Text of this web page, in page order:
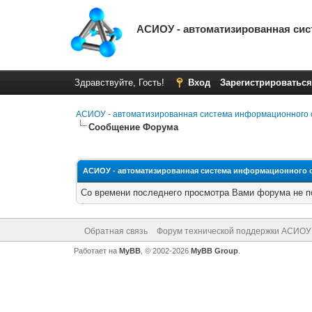
АСИОУ - автоматизированная
Здравствуйте, Гость! Вход Зарегистрироваться
АСИОУ - автоматизированная система
Сообщение Форума
АСИОУ - автоматизированная система информационного
Со времени последнего просмотра Вами форума не
Обратная связь Форум технической поддержки АСИОУ
Работает на MyBB, © 2002-2026 MyBB Group.